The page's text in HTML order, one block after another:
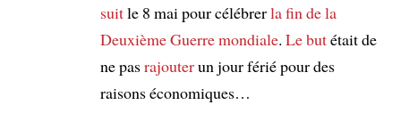
suitle 8 mai pour célébrerla fin dela
Deuxième Guerre mondiale. Le butétait de
ne pasrajouterun jour férié pour des
raisons économiques…